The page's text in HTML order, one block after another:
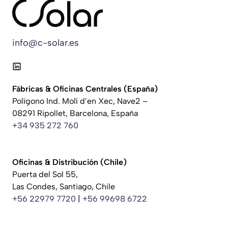
info@c-solar.es
Fábricas & Oficinas Centrales (España)
Polígono Ind. Molí d’en Xec, Nave2 –
08291 Ripollet, Barcelona, España
+34 935 272 760
Oficinas & Distribución (Chile)
Puerta del Sol 55,
Las Condes, Santiago, Chile
+56 22979 7720
+56 99698 6722